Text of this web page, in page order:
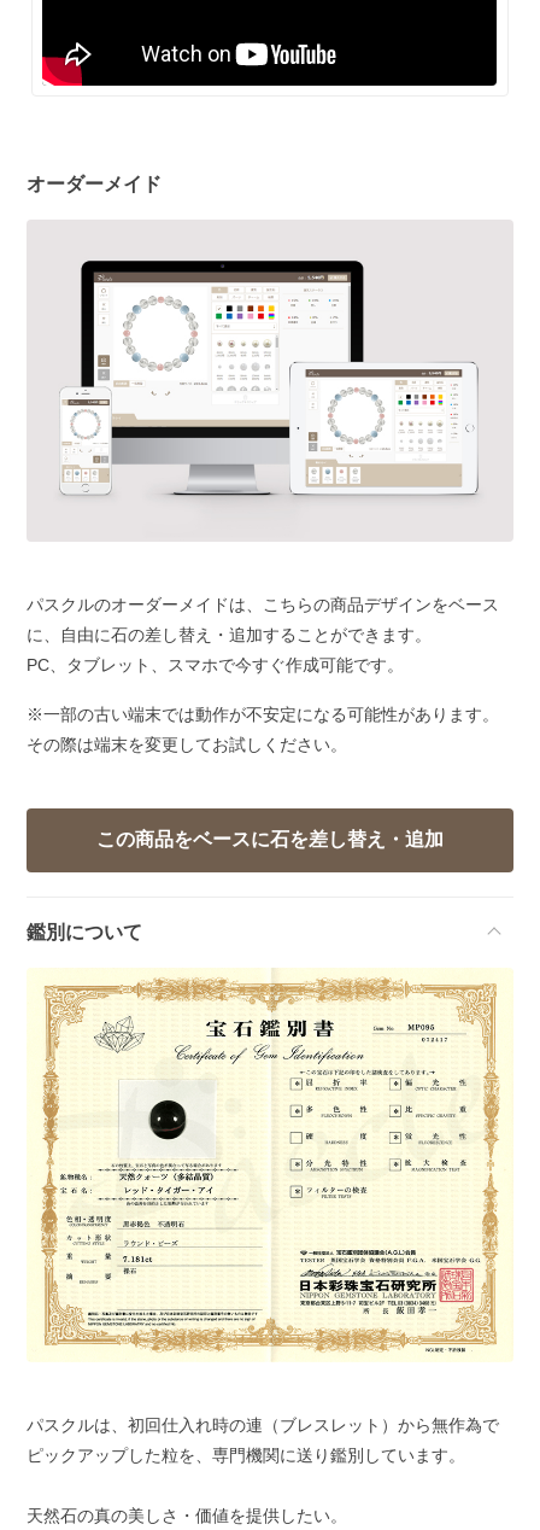
オーダーメイド
パスクルのオーダーメイドは、こちらの商品デザインをベース
に、自由に石の差し替え・追加することができます。
PC、タブレット、スマホで今すぐ作成可能です。
※一部の古い端末では動作が不安定になる可能性があります。
その際は端末を変更してお試しください。
鑑別について
パスクルは、初回仕入れ時の連（ブレスレット）から無作為で
ピックアップした粒を、専門機関に送り鑑別しています。
天然石の真の美しさ・価値を提供したい。